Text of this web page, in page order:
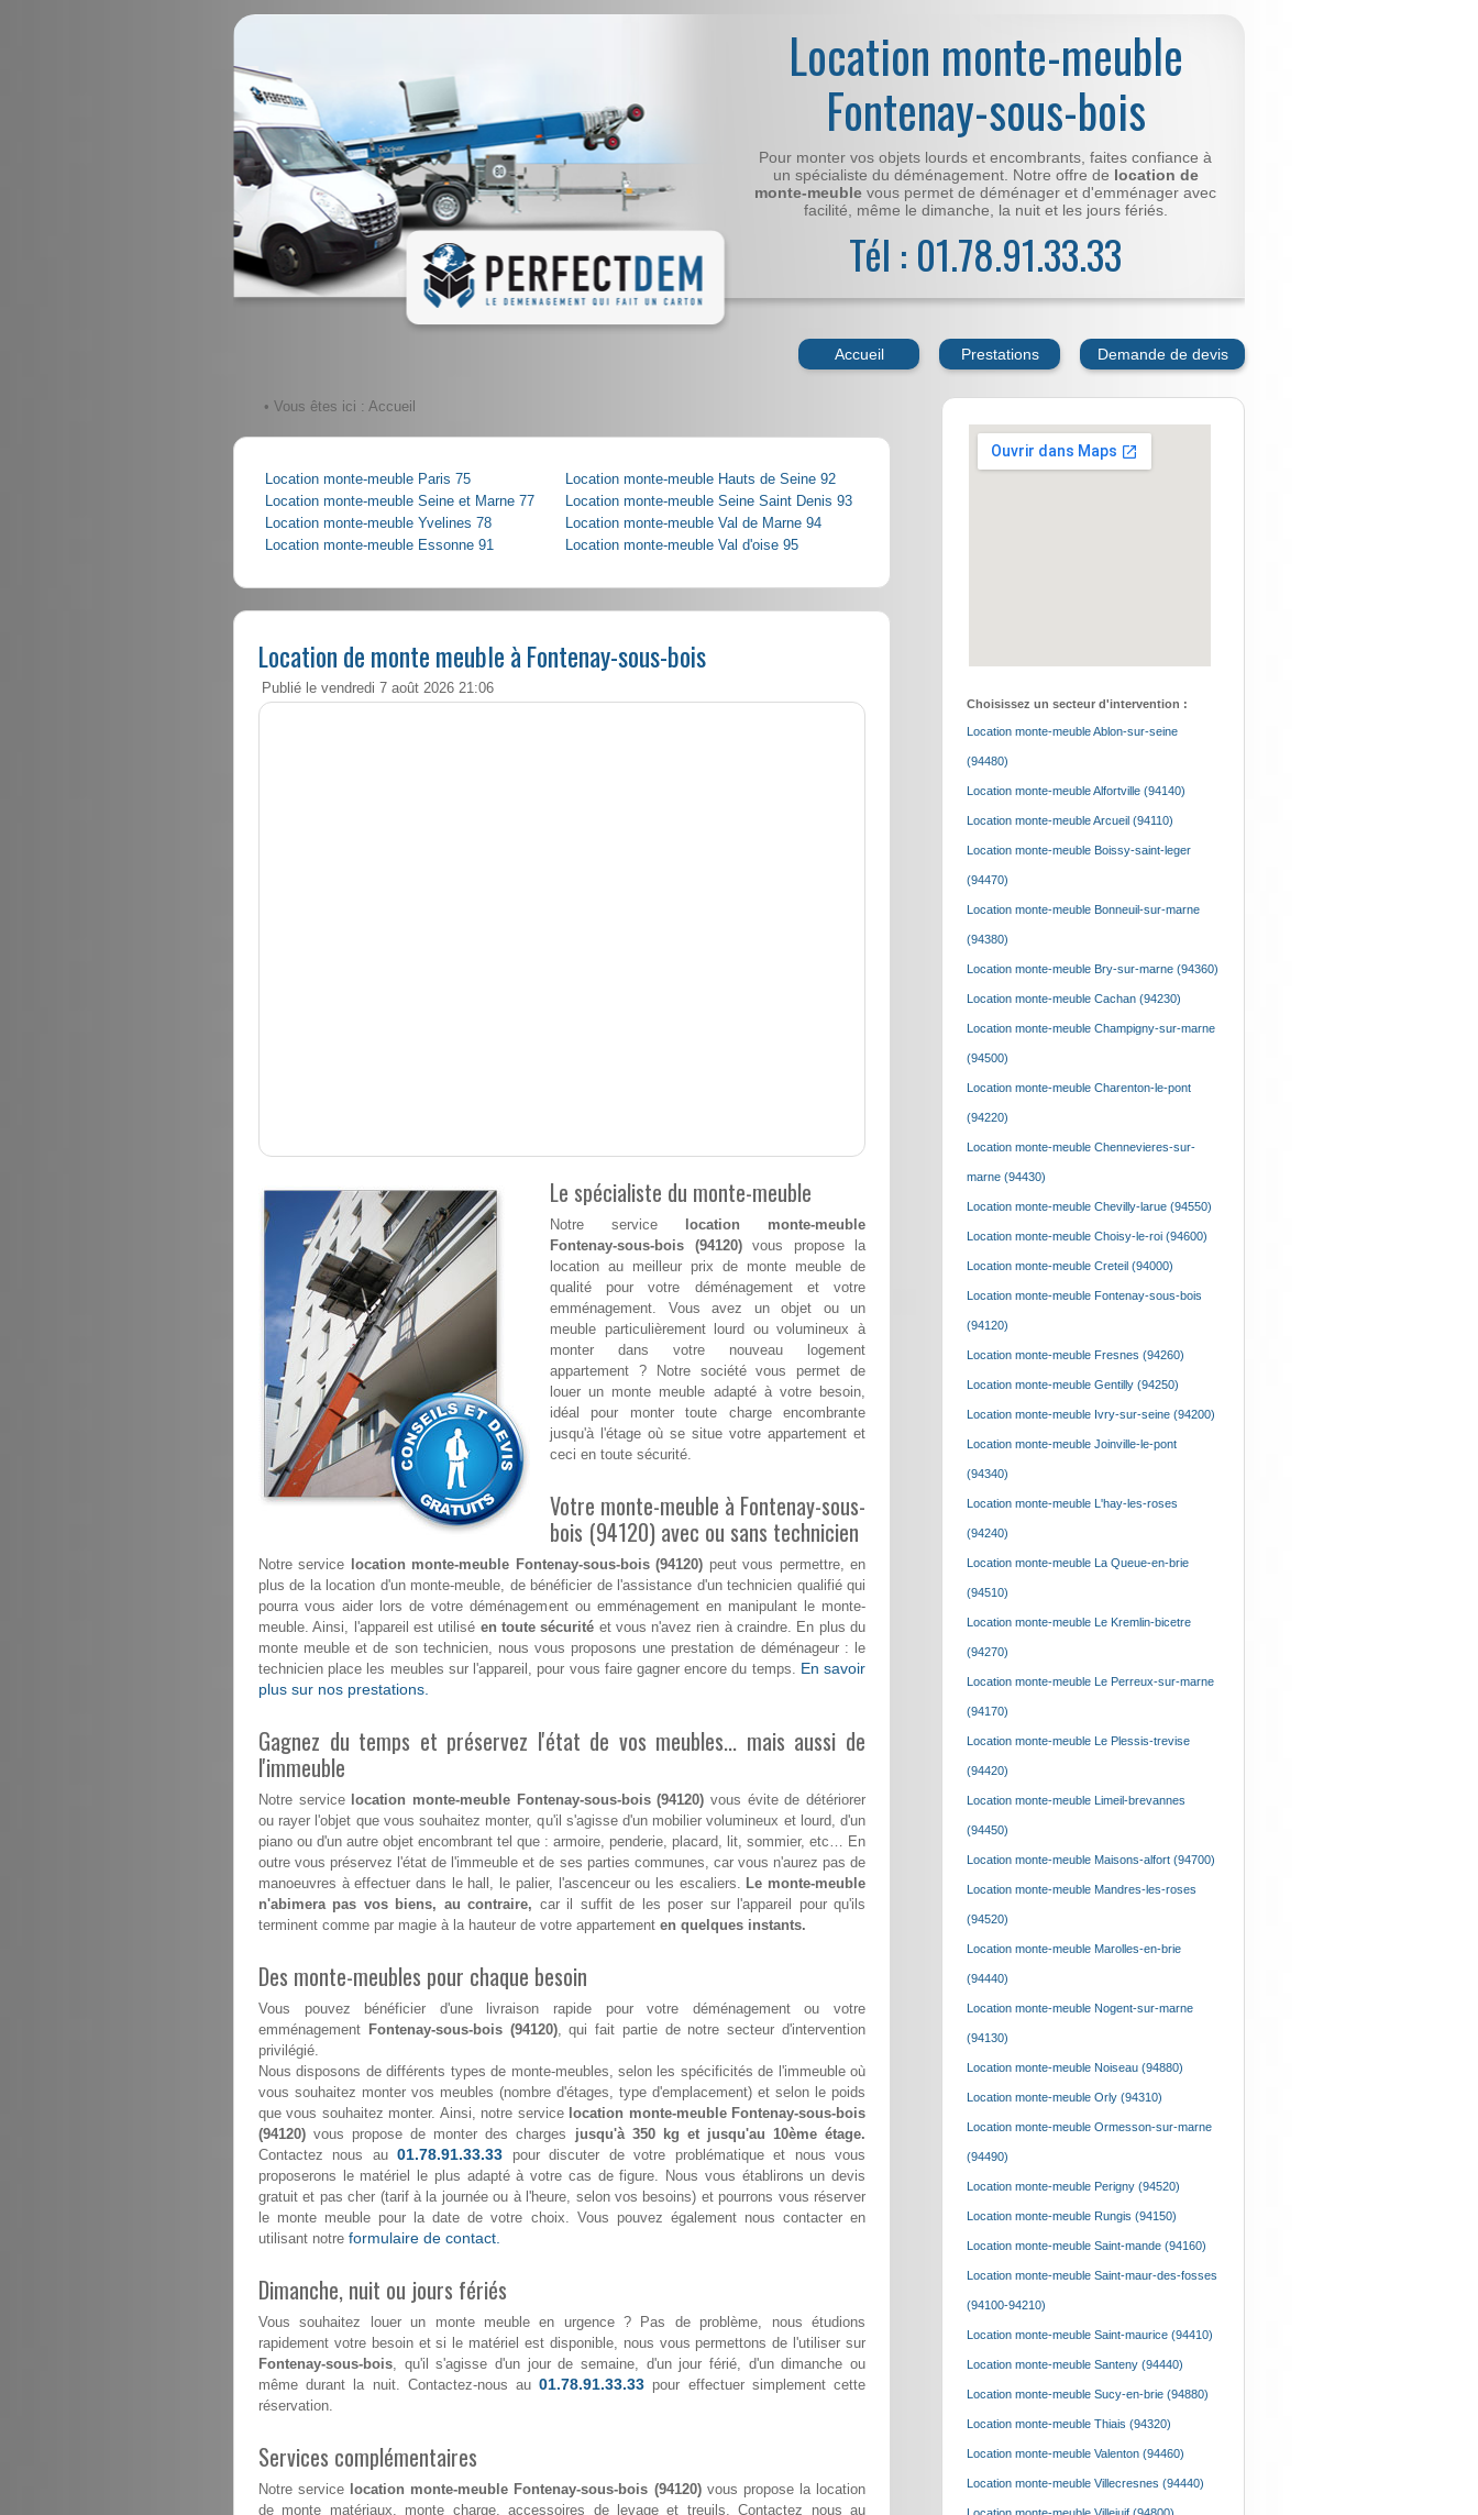
Location monte-meuble
Fontenay-sous-bois
Pour monter vos objets lourds et encombrants, faites confiance à
un spécialiste du déménagement. Notre offre de location de
monte-meuble vous permet de déménager et d'emménager avec
facilité, même le dimanche, la nuit et les jours fériés.
Tél : 01.78.91.33.33
Accueil Prestations Demande de devis
• Vous êtes ici : Accueil
Location monte-meuble Paris 75
Location monte-meuble Seine et Marne 77
Location monte-meuble Yvelines 78
Location monte-meuble Essonne 91
Location monte-meuble Hauts de Seine 92
Location monte-meuble Seine Saint Denis 93
Location monte-meuble Val de Marne 94
Location monte-meuble Val d'oise 95
Location de monte meuble à Fontenay-sous-bois
Publié le vendredi 7 août 2026 21:06
Le spécialiste du monte-meuble
Notre service
location monte-meuble
Fontenay-sous-bois (94120)vous propose la
location au meilleur prix de monte meuble de
qualité pour votre déménagement et votre
emménagement. Vous avez un objet ou un
meuble particulièrement lourd ou volumineux à
monter dans votre nouveau logement
appartement ? Notre société vous permet de
louer un monte meuble adapté à votre besoin,
idéal pour monter toute charge encombrante
jusqu'à l'étage où se situe votre appartement et
ceci en toute sécurité.
Votre monte-meuble à Fontenay-sous-
bois (94120) avec ou sans technicien
Notre service location monte-meuble Fontenay-sous-bois (94120) peut vous permettre, en
plus de la location d'un monte-meuble, de bénéficier de l'assistance d'un technicien qualifié qui
pourra vous aider lors de votre déménagement ou emménagement en manipulant le monte-
meuble. Ainsi, l'appareil est utilisé en toute sécurité et vous n'avez rien à craindre. En plus du
monte meuble et de son technicien, nous vous proposons une prestation de déménageur : le
technicien place les meubles sur l'appareil, pour vous faire gagner encore du temps. En savoir
plus sur nos prestations.
Gagnez du temps et préservez l'état de vos meubles... mais aussi de
l'immeuble
Notre service location monte-meuble Fontenay-sous-bois (94120) vous évite de détériorer
ou rayer l'objet que vous souhaitez monter, qu'il s'agisse d'un mobilier volumineux et lourd, d'un
piano ou d'un autre objet encombrant tel que : armoire, penderie, placard, lit, sommier, etc… En
outre vous préservez l'état de l'immeuble et de ses parties communes, car vous n'aurez pas de
manoeuvres à effectuer dans le hall, le palier, l'ascenceur ou les escaliers. Le monte-meuble
n'abimera pas vos biens, au contraire, car il suffit de les poser sur l'appareil pour qu'ils
terminent comme par magie à la hauteur de votre appartement en quelques instants.
Des monte-meubles pour chaque besoin
Vous pouvez bénéficier d'une livraison rapide pour votre déménagement ou votre
emménagement Fontenay-sous-bois (94120), qui fait partie de notre secteur d'intervention
privilégié.
Nous disposons de différents types de monte-meubles, selon les spécificités de l'immeuble où
vous souhaitez monter vos meubles (nombre d'étages, type d'emplacement) et selon le poids
que vous souhaitez monter. Ainsi, notre service location monte-meuble Fontenay-sous-bois
(94120) vous propose de monter des charges jusqu'à 350 kg et jusqu'au 10ème étage.
Contactez nous au01.78.91.33.33 pour discuter de votre problématique et nous vous
proposerons le matériel le plus adapté à votre cas de figure. Nous vous établirons un devis
gratuit et pas cher (tarif à la journée ou à l'heure, selon vos besoins) et pourrons vous réserver
le monte meuble pour la date de votre choix. Vous pouvez également nous contacter en
utilisant notre formulaire de contact.
Dimanche, nuit ou jours fériés
Vous souhaitez louer un monte meuble en urgence ? Pas de problème, nous étudions
rapidement votre besoin et si le matériel est disponible, nous vous permettons de l'utiliser sur
Fontenay-sous-bois, qu'il s'agisse d'un jour de semaine, d'un jour férié, d'un dimanche ou
même durant la nuit. Contactez-nous au01.78.91.33.33 pour effectuer simplement cette
réservation.
Services complémentaires
Notre service location monte-meuble Fontenay-sous-bois (94120)vous propose la location
de monte matériaux, monte charge, accessoires de levage et treuils. Contactez nous au
Choisissez un secteur d'intervention :
Location monte-meuble Ablon-sur-seine
(94480)
Location monte-meuble Alfortville (94140)
Location monte-meuble Arcueil (94110)
Location monte-meuble Boissy-saint-leger
(94470)
Location monte-meuble Bonneuil-sur-marne
(94380)
Location monte-meuble Bry-sur-marne (94360)
Location monte-meuble Cachan (94230)
Location monte-meuble Champigny-sur-marne
(94500)
Location monte-meuble Charenton-le-pont
(94220)
Location monte-meuble Chennevieres-sur-
marne (94430)
Location monte-meuble Chevilly-larue (94550)
Location monte-meuble Choisy-le-roi (94600)
Location monte-meuble Creteil (94000)
Location monte-meuble Fontenay-sous-bois
(94120)
Location monte-meuble Fresnes (94260)
Location monte-meuble Gentilly (94250)
Location monte-meuble Ivry-sur-seine (94200)
Location monte-meuble Joinville-le-pont
(94340)
Location monte-meuble L'hay-les-roses
(94240)
Location monte-meuble La Queue-en-brie
(94510)
Location monte-meuble Le Kremlin-bicetre
(94270)
Location monte-meuble Le Perreux-sur-marne
(94170)
Location monte-meuble Le Plessis-trevise
(94420)
Location monte-meuble Limeil-brevannes
(94450)
Location monte-meuble Maisons-alfort (94700)
Location monte-meuble Mandres-les-roses
(94520)
Location monte-meuble Marolles-en-brie
(94440)
Location monte-meuble Nogent-sur-marne
(94130)
Location monte-meuble Noiseau (94880)
Location monte-meuble Orly (94310)
Location monte-meuble Ormesson-sur-marne
(94490)
Location monte-meuble Perigny (94520)
Location monte-meuble Rungis (94150)
Location monte-meuble Saint-mande (94160)
Location monte-meuble Saint-maur-des-fosses
(94100-94210)
Location monte-meuble Saint-maurice (94410)
Location monte-meuble Santeny (94440)
Location monte-meuble Sucy-en-brie (94880)
Location monte-meuble Thiais (94320)
Location monte-meuble Valenton (94460)
Location monte-meuble Villecresnes (94440)